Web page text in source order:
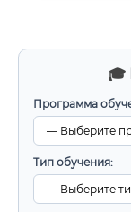
🎓
Программа
Тип обучения: